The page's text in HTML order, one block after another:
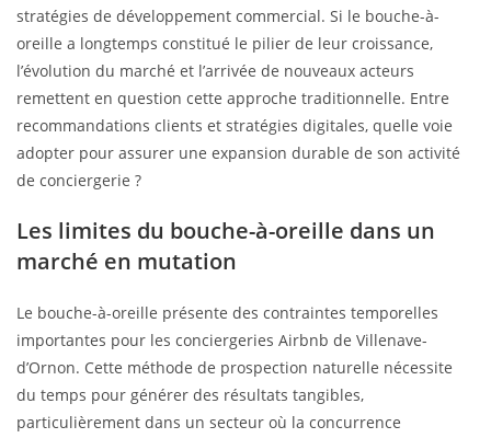
stratégies de développement commercial. Si le bouche-à-
oreille a longtemps constitué le pilier de leur croissance,
l’évolution du marché et l’arrivée de nouveaux acteurs
remettent en question cette approche traditionnelle. Entre
recommandations clients et stratégies digitales, quelle voie
adopter pour assurer une expansion durable de son activité
de conciergerie ?
Les limites du bouche-à-oreille dans un
marché en mutation
Le bouche-à-oreille présente des contraintes temporelles
importantes pour les conciergeries Airbnb de Villenave-
d’Ornon. Cette méthode de prospection naturelle nécessite
du temps pour générer des résultats tangibles,
particulièrement dans un secteur où la concurrence